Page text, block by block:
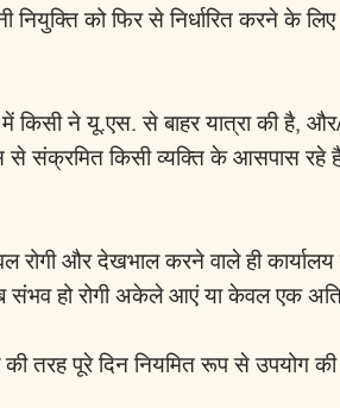
नियुक्ति को फिर से निर्धारित करने के
किसी ने यू.एस. से बाहर यात्रा की है,
से संक्रमित किसी व्यक्ति के आसपास रहे
रोगी और देखभाल करने वाले ही
हो रोगी अकेले आएं या केवल एक
की तरह पूरे दिन नियमित रूप से उपयोग